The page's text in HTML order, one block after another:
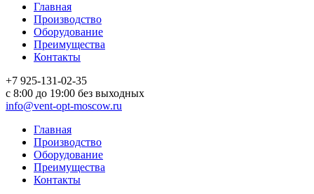
Главная
Производство
Оборудование
Преимущества
Контакты
+7 925-131-02-35
c 8:00 до 19:00 без выходных
info@vent-opt-moscow.ru
Главная
Производство
Оборудование
Преимущества
Контакты